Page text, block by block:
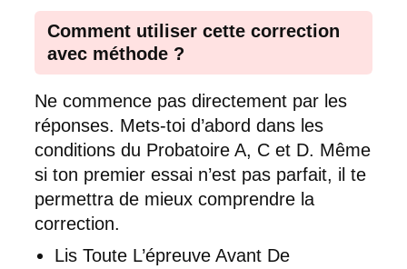
Comment utiliser cette correction
avec méthode ?
Ne commence pas directement par les
réponses. Mets-toi d’abord dans les
conditions du Probatoire A, C et D. Même
si ton premier essai n’est pas parfait, il te
permettra de mieux comprendre la
correction.
Lis Toute L’épreuve Avant De